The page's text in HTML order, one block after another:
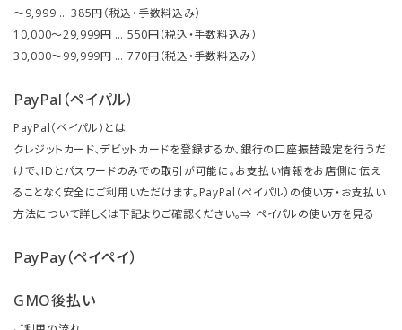
～9,999 … 385円（税込・手数料込み）
10,000～29,999円 … 550円（税込・手数料込み）
30,000～99,999円 … 770円（税込・手数料込み）
PayPal（ペイパル）
PayPal（ペイパル）とは
クレジットカード、デビットカードを登録するか、銀行の口座振替設定を行うだ
けで、IDとパスワードのみでの取引が可能に。お支払い情報をお店側に伝え
ることなく安全にご利用いただけます。PayPal（ペイパル）の使い方・お支払い
方法について詳しくは下記よりご確認ください。⇒ ペイパルの使い方を見る
PayPay（ペイペイ）
GMO後払い